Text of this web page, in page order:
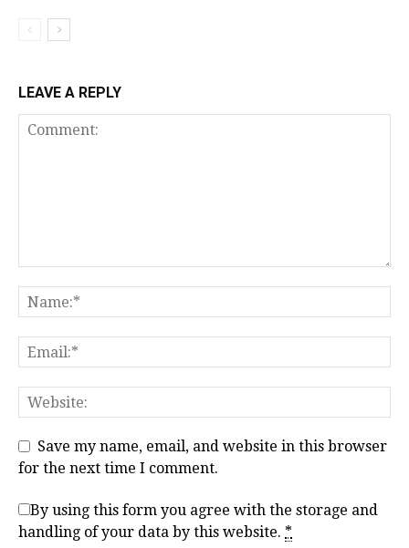
LEAVE A REPLY
Save my name, email, and website in this browser
for the next time I comment.
By using this form you agree with the storage and
handling of your data by this website. *